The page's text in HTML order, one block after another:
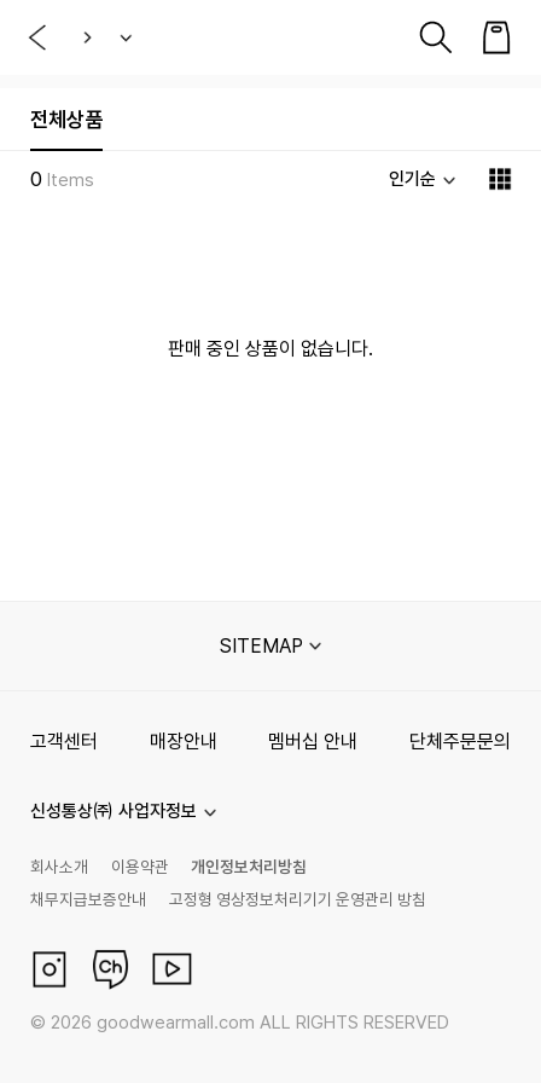
전체상품
0 Items 인기순
판매 중인 상품이 없습니다.
SITEMAP
고객센터 매장안내 멤버십 안내 단체주문문의
신성통상㈜ 사업자정보
회사소개 이용약관
개인정보처리방침
채무지급보증안내
고정형 영상정보처리기기 운영관리 방침
© 2026 goodwearmall.com ALL RIGHTS RESERVED